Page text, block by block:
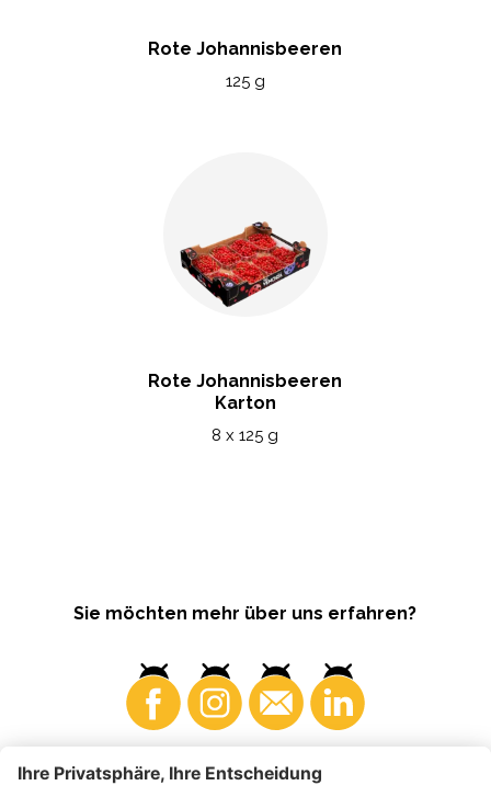
Rote Johannisbeeren
125 g
Rote Johannisbeeren
Karton
8 x 125 g
Sie möchten mehr über uns erfahren?
Konsumenten Produzenten